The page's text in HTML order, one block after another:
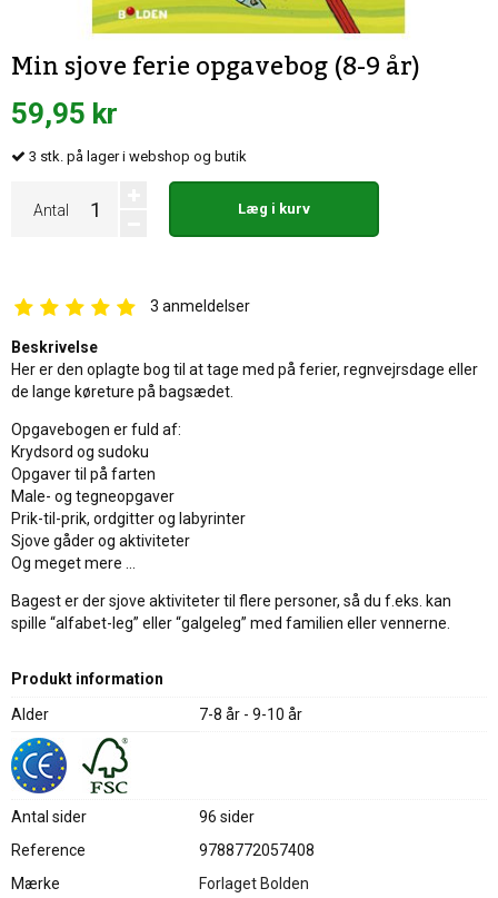
Min sjove ferie opgavebog (8-9 år)
59,95 kr
3 stk. på lager i webshop og butik
Antal Læg i kurv
3 anmeldelser
Beskrivelse
Her er den oplagte bog til at tage med på ferier, regnvejrsdage eller
de lange køreture på bagsædet.
Opgavebogen er fuld af:
Krydsord og sudoku
Opgaver til på farten
Male- og tegneopgaver
Prik-til-prik, ordgitter og labyrinter
Sjove gåder og aktiviteter
Og meget mere …
Bagest er der sjove aktiviteter til flere personer, så du f.eks. kan
spille “alfabet-leg” eller “galgeleg” med familien eller vennerne.
Produkt information
Alder
7-8 år - 9-10 år
Antal sider
96 sider
Reference
9788772057408
Mærke
Forlaget Bolden